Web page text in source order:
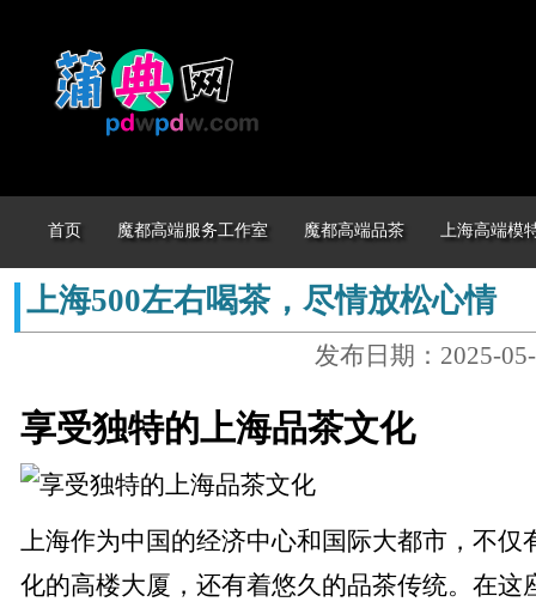
首页 魔都高端服务工作室 魔都高端品茶 上海高端模
上海500左右喝茶，尽情放松心情
发布日期：2025-
享受独特的上海品茶文化
上海作为中国的经济中心和国际大都市，不仅
化的高楼大厦，还有着悠久的品茶传统。在这